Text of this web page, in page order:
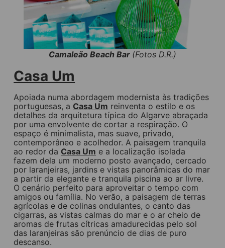
Camaleão Beach Bar (Fotos D.R.)
Casa Um
Apoiada numa abordagem modernista às tradições
portuguesas, a Casa Um reinventa o estilo e os
detalhes da arquitetura típica do Algarve abraçada
por uma envolvente de cortar a respiração. O
espaço é minimalista, mas suave, privado,
contemporâneo e acolhedor. A paisagem tranquila
ao redor da Casa Um e a localização isolada
fazem dela um moderno posto avançado, cercado
por laranjeiras, jardins e vistas panorâmicas do mar
a partir da elegante e tranquila piscina ao ar livre.
O cenário perfeito para aproveitar o tempo com
amigos ou família. No verão, a paisagem de terras
agrícolas e de colinas ondulantes, o canto das
cigarras, as vistas calmas do mar e o ar cheio de
aromas de frutas cítricas amadurecidas pelo sol
das laranjeiras são prenúncio de dias de puro
descanso.